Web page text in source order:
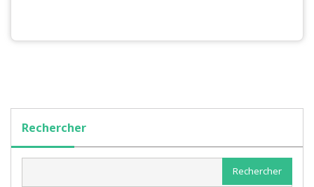
Rechercher
Rechercher